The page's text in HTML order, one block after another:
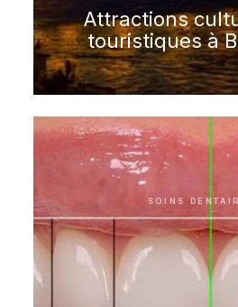
Attractions
touristiques à
SOINS